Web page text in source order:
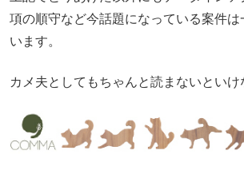
項の順守など今話題になっている案件は
います。
カメ夫としてもちゃんと読まないといけ